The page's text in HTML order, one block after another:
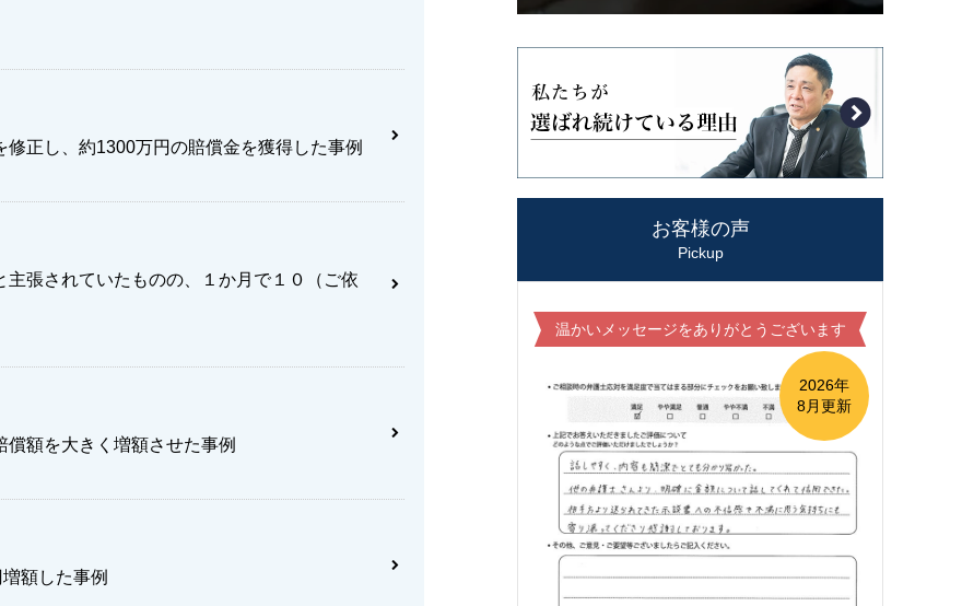
正し、約1300万円の賠償金を獲得した事例
張されていたものの、１か月で１０（ご依
償額を大きく増額させた事例
額した事例
お客様の声
Pickup
温かいメッセージをありがとうございます
2026年
8月更新